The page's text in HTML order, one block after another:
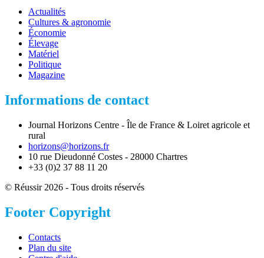
Actualités
Cultures & agronomie
Économie
Élevage
Matériel
Politique
Magazine
Informations de contact
Journal Horizons Centre - Île de France & Loiret agricole et
rural
horizons@horizons.fr
10 rue Dieudonné Costes - 28000 Chartres
+33 (0)2 37 88 11 20
© Réussir 2026 - Tous droits réservés
Footer Copyright
Contacts
Plan du site